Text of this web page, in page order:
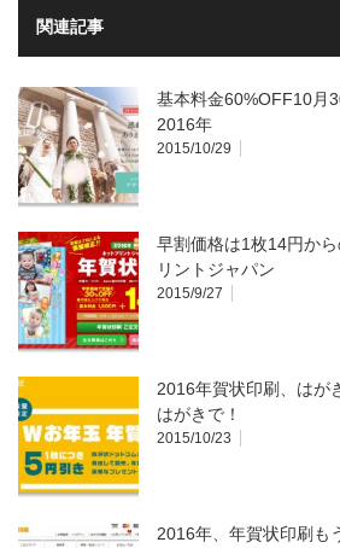
関連記事
基本料金60%OFF10月
2016年
2015/10/29
早割価格は1枚14円か
リントジャパン
2015/9/27
2016年賀状印刷、はが
はがきで！
2015/10/23
2016年、年賀状印刷も